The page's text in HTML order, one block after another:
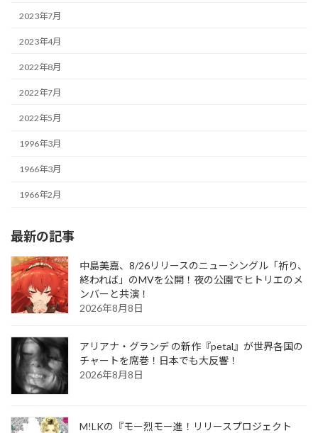
2023年7月
2023年4月
2022年8月
2022年7月
2022年5月
1996年3月
1966年3月
1966年2月
最新の記事
中島美嘉、8/26リリースのニューシングル「祈り、
終われば」のMVを公開！夜の公園でヒトリエのメ
ンバーと共演！
2026年8月8日
アリアナ・グランデ の新作『petal』が世界各国の
チャートを席巻！日本でも大反響！
2026年8月8日
M!LKの『モー烈モー進！リリースプロジェクト